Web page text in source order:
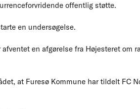
offentlig støtte.
en undersøgelse.
afventet en afgørelse fra Højesteret
at Furesø Kommune har tildelt FC